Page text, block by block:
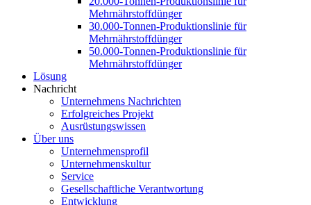
Mehrnährstoffdünger
30.000-Tonnen-Produktionslinie für
Mehrnährstoffdünger
50.000-Tonnen-Produktionslinie für
Mehrnährstoffdünger
Lösung
Nachricht
Unternehmens Nachrichten
Erfolgreiches Projekt
Ausrüstungswissen
Über uns
Unternehmensprofil
Unternehmenskultur
Service
Gesellschaftliche Verantwortung
Entwicklung